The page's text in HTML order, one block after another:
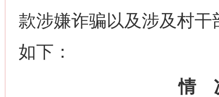
款涉嫌诈骗以及涉及村
如下：
情